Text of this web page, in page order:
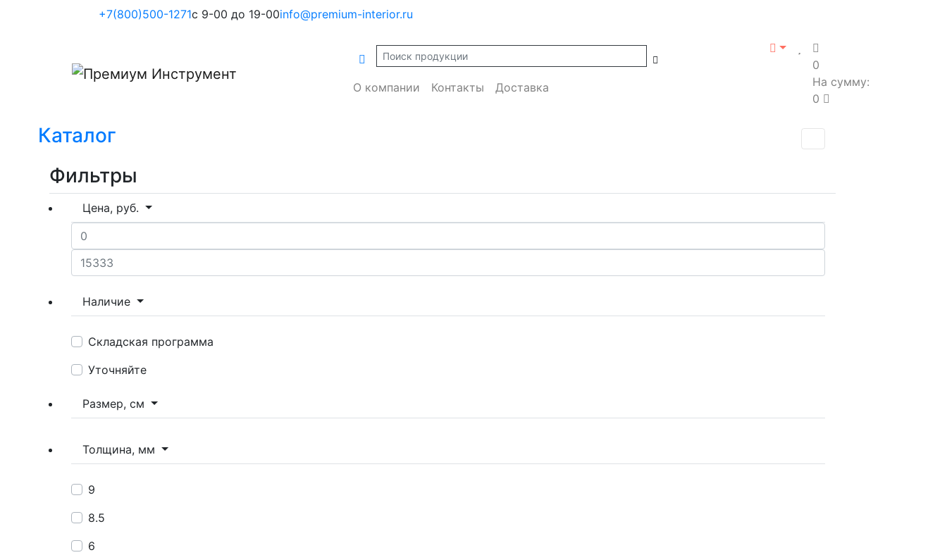
+7(800)500-1271с 9-00 до 19-00info@premium-interior.ru
О компании Контакты Доставка
0
На сумму:
0
Каталог
Фильтры
Цена, руб.
Наличие
Складская программа
Уточняйте
Размер, см
Толщина, мм
9
8.5
6